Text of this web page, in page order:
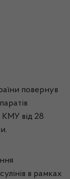
повернув
КМУ від 28
в рамках